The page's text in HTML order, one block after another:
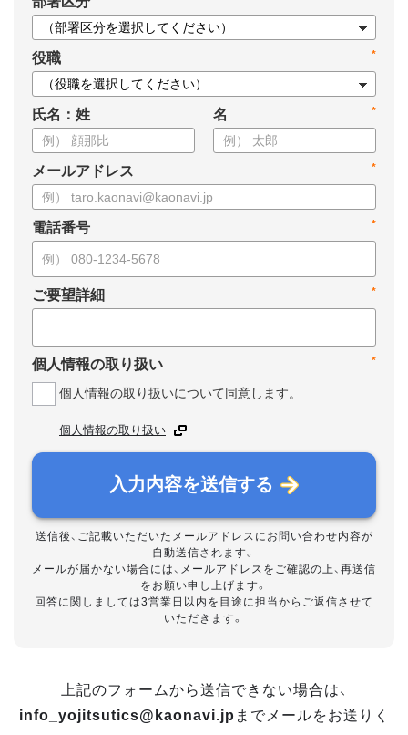
*
役職
氏名：姓 *
名
*
メールアドレス
*
電話番号
*
ご要望詳細
*
個人情報の取り扱い
個人情報の取り扱いについて同意します。
個人情報の取り扱い
入力内容を送信する
送信後、ご記載いただいたメールアドレスにお問い合わせ内容が
自動送信されます。
メールが届かない場合には、メールアドレスをご確認の上、再送信
をお願い申し上げます。
回答に関しましては3営業日以内を目途に担当からご返信させて
いただきます。
上記のフォームから送信できない場合は、
info_yojitsutics@kaonavi.jp までメールをお送りく